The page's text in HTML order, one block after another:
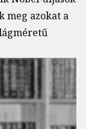
meg azokat a